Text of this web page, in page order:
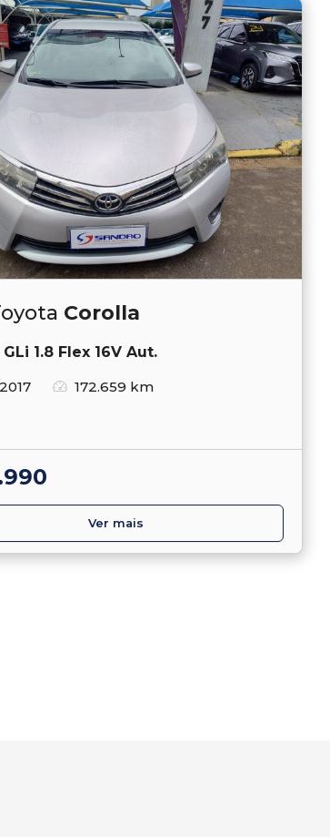
Corolla
1.8 Flex 16V Aut.
172.659 km
Ver mais